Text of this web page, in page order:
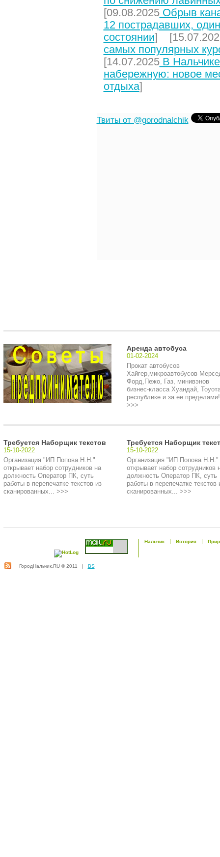
[09.08.2025Обрыв
12 пострадавших,
состоянии]
самых популярных
[14.07.2025В
набережную: новое
отдыха]
Твиты от @gorodnalchik
Аренда автобуса
01-02-2024
Прокат автобусов
Хайгер,микроавтобусов
Форд,Пежо, Газ, минивэнов
бизнес-класса Хуандай,
республике и за ее
>>>
Требуется Наборщик текстов
15-10-2022
Организация "ИП Попова Н.Н."
открывает набор сотрудников на
должность Оператор ПК, суть
работы в перепечатке текстов из
сканированных... >>>
Требуется Наборщик
15-10-2022
Организация "ИП Попова Н.Н."
открывает набор сотрудников
должность Оператор ПК, суть
работы в перепечатке текстов
сканированных... >>>
Нальчик История
ГородНальчик.RU © 2011 | BS